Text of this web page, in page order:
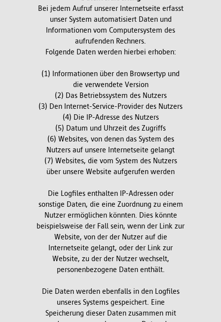
Bei jedem Aufruf unserer Internetseite erfasst
unser System automatisiert Daten und
Informationen vom Computersystem des
aufrufenden Rechners.
Folgende Daten werden hierbei erhoben:
(1) Informationen über den Browsertyp und
die verwendete Version
(2) Das Betriebssystem des Nutzers
(3) Den Internet-Service-Provider des Nutzers
(4) Die IP-Adresse des Nutzers
(5) Datum und Uhrzeit des Zugriffs
(6) Websites, von denen das System des
Nutzers auf unsere Internetseite gelangt
(7) Websites, die vom System des Nutzers
über unsere Website aufgerufen werden
Die Logfiles enthalten IP-Adressen oder
sonstige Daten, die eine Zuordnung zu einem
Nutzer ermöglichen könnten. Dies könnte
beispielsweise der Fall sein, wenn der Link zur
Website, von der der Nutzer auf die
Internetseite gelangt, oder der Link zur
Website, zu der der Nutzer wechselt,
personenbezogene Daten enthält.
Die Daten werden ebenfalls in den Logfiles
unseres Systems gespeichert. Eine
Speicherung dieser Daten zusammen mit